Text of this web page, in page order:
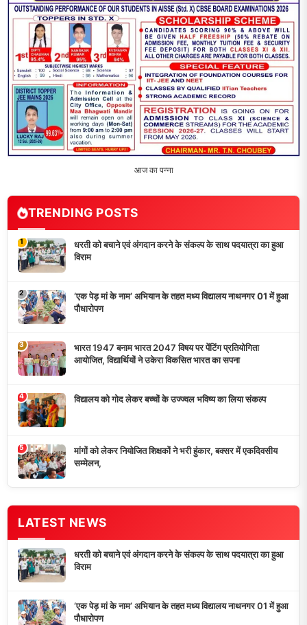
आज का पन्ना
TRENDING POSTS
1
धरती को बचाने एवं अंगदान करने के संकल्प के साथ पदयात्रा का हुआ
विराम
2
‘एक पेड़ मां के नाम’ अभियान के तहत मध्य विद्यालय नाथनगर 01 में हुआ
पौधारोपण
3
भारत 1947 बनाम भारत 2047 विषय पर पेंटिंग प्रतियोगिता
आयोजित, विद्यार्थियों ने उकेरा विकसित भारत का सपना
4 विद्यालय को गोद लेकर बच्चों के उज्ज्वल भविष्य का लिया संकल्प
5
मांगों को लेकर नियोजित शिक्षकों ने भरी हुंकार, बक्सर में एकदिवसीय
सम्मेलन,
LATEST NEWS
धरती को बचाने एवं अंगदान करने के संकल्प के साथ पदयात्रा का हुआ
विराम
‘एक पेड़ मां के नाम’ अभियान के तहत मध्य विद्यालय नाथनगर 01 में हुआ
पौधारोपण